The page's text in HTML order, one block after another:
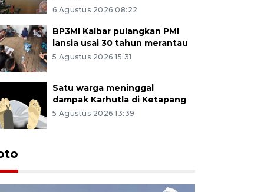
6 Agustus 2026 08:22
BP3MI Kalbar pulangkan PMI
lansia usai 30 tahun merantau
5 Agustus 2026 15:31
Satu warga meninggal
dampak Karhutla di Ketapang
5 Agustus 2026 13:39